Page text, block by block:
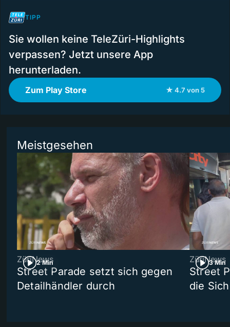
TIPP
Sie wollen keine TeleZüri-Highlights
verpassen? Jetzt unsere App
herunterladen.
Zum Play Store ★ 4.7 von 5
Meistgesehen
2 Min
ZüriNews
Street Parade setzt sich gegen
Detailhändler durch
3 Min
ZüriNews
Street
die